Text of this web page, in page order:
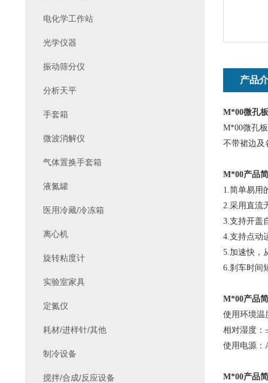
产品
M*00微孔
M*00微孔
不带裙边及
M*00产品
1.简单易用
2.采用直流
3.支持开盖
4.支持点动
5.加速快，
6.刹车时间
M*00产品
使用环境温
相对湿度：
使用电源：
M*00产品
电化学工作站
光学仪器
振动筛分仪
分析天平
手套箱
微波消解仪
气体置换手套箱
液氮罐
医用冷藏/冷冻箱
离心机
旋转粘度计
实验室家具
定氮仪
耗材/进样针/其他
制冷设备
搅拌/合成/反应设备